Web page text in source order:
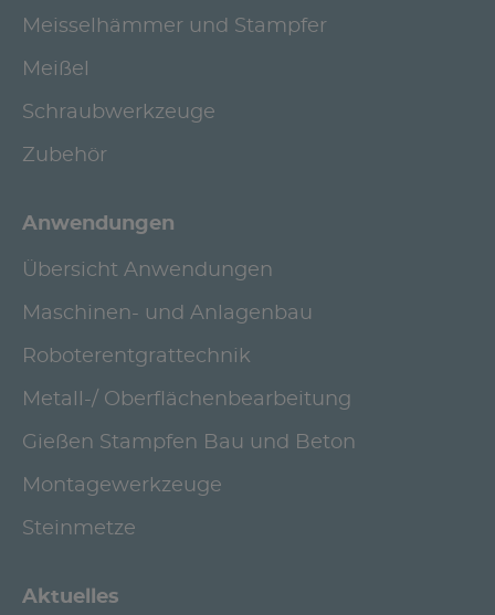
Meisselhämmer und Stampfer
Meißel
Schraubwerkzeuge
Zubehör
Anwendungen
Übersicht Anwendungen
Maschinen- und Anlagenbau
Roboterentgrattechnik
Metall-/ Oberflächenbearbeitung
Gießen Stampfen Bau und Beton
Montagewerkzeuge
Steinmetze
Aktuelles